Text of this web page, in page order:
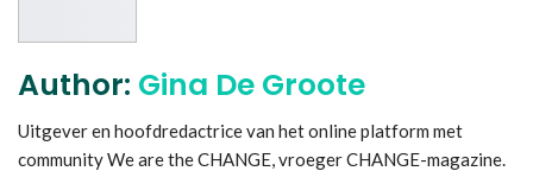
Author: Gina De Groote
Uitgever en hoofdredactrice van het online platform met
community We are the CHANGE, vroeger CHANGE-magazine.